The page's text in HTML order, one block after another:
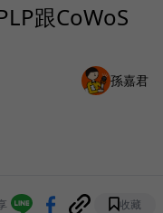
跟CoWoS
孫嘉君
收藏